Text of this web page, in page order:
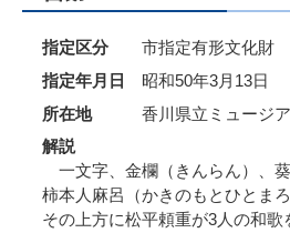
指定区分市指定有形文化財
指定年月日
昭和50年3月13日
所在地香川県立ミュージアム
解説
一文字、金欄（きんらん）、
柿本人麻呂（かきのもとひとま
その上方に松平頼重が3人の和